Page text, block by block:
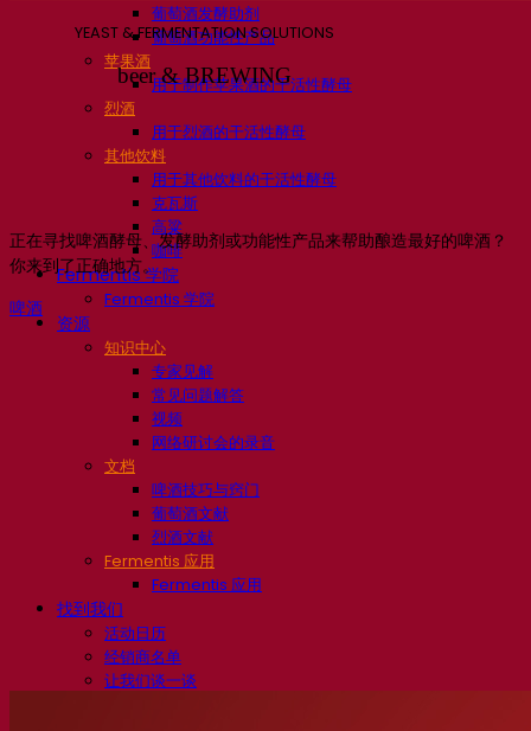
葡萄酒发酵助剂
葡萄酒功能性产品
苹果酒
用于制作苹果酒的干活性酵母
烈酒
用于烈酒的干活性酵母
其他饮料
用于其他饮料的干活性酵母
克瓦斯
高粱
咖啡
Fermentis 学院
Fermentis 学院
资源
知识中心
专家见解
常见问题解答
视频
网络研讨会的录音
文档
啤酒技巧与窍门
葡萄酒文献
烈酒文献
Fermentis 应用
Fermentis 应用
找到我们
活动日历
经销商名单
让我们谈一谈
YEAST & FERMENTATION SOLUTIONS
beer & BREWING
正在寻找啤酒酵母、发酵助剂或功能性产品来帮助酿造最好的啤酒？
你来到了正确地方。
啤酒